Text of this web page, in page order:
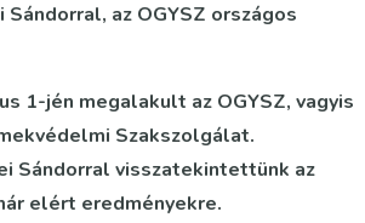
az OGYSZ országos
1-jén megalakult az OGYSZ, vagyis
Szakszolgálat.
Sándorral visszatekintettünk az
elért eredményekre.